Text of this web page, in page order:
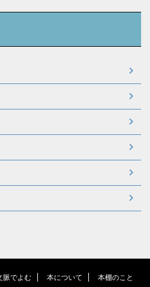
脈でよむ 本について 本棚のこと